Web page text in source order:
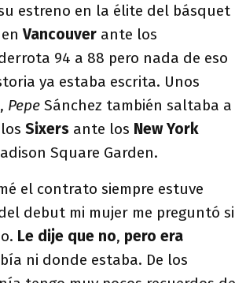
estreno en la élite del básquet
enVancouver ante los
94 a 88 pero nada de eso
ya estaba escrita. Unos
Pepe Sánchez también saltaba a
Sixers ante los New York
Square Garden.
el contrato siempre estuve
debut mi mujer me preguntó si
Le dije que no, pero era
ni donde estaba. De los